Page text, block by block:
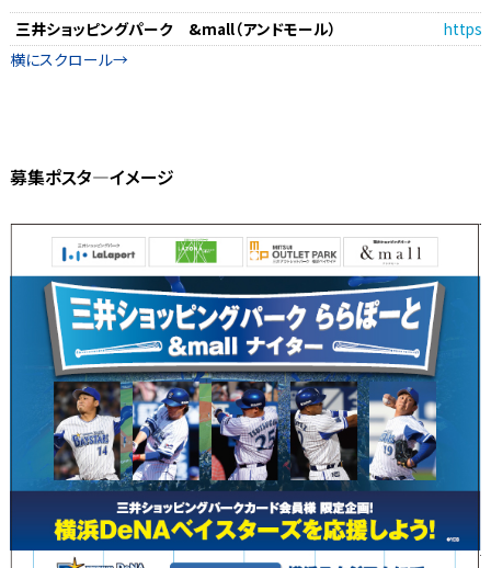
三井ショッピングパーク &mall（アンドモール）
募集ポスタ―イメージ